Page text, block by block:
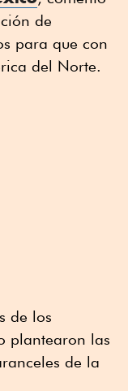
de
para que con
del Norte.
de los
plantearon las
de la